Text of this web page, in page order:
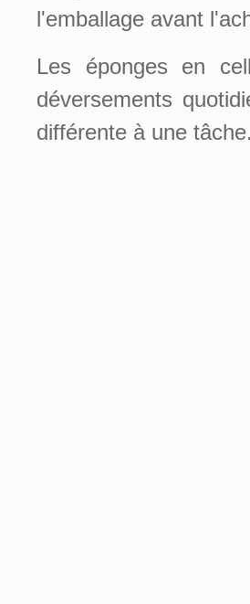
l'emballage avant
Les éponges en
déversements
différente à une